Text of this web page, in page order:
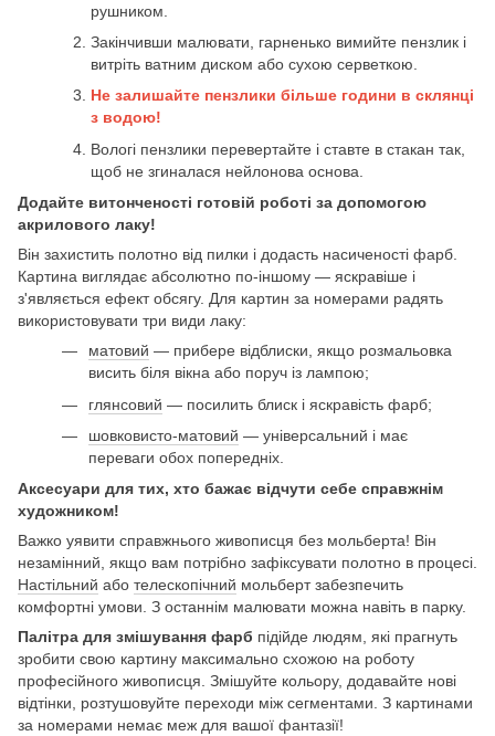
рушником.
Закінчивши малювати, гарненько вимийте пензлик і
витріть ватним диском або сухою серветкою.
Не залишайте пензлики більше години в склянці
з водою!
Вологі пензлики перевертайте і ставте в стакан так,
щоб не згиналася нейлонова основа.
Додайте витонченості готовій роботі за допомогою
акрилового лаку!
Він захистить полотно від пилки і додасть насиченості фарб.
Картина виглядає абсолютно по-іншому — яскравіше і
з'являється ефект обсягу. Для картин за номерами радять
використовувати три види лаку:
матовий — прибере відблиски, якщо розмальовка
висить біля вікна або поруч із лампою;
глянсовий — посилить блиск і яскравість фарб;
шовковисто-матовий — універсальний і має
переваги обох попередніх.
Аксесуари для тих, хто бажає відчути себе справжнім
художником!
Важко уявити справжнього живописця без мольберта! Він
незамінний, якщо вам потрібно зафіксувати полотно в процесі.
Настільний або телескопічний мольберт забезпечить
комфортні умови. З останнім малювати можна навіть в парку.
Палітра для змішування фарб підійде людям, які прагнуть
зробити свою картину максимально схожою на роботу
професійного живописця. Змішуйте кольору, додавайте нові
відтінки, розтушовуйте переходи між сегментами. З картинами
за номерами немає меж для вашої фантазії!